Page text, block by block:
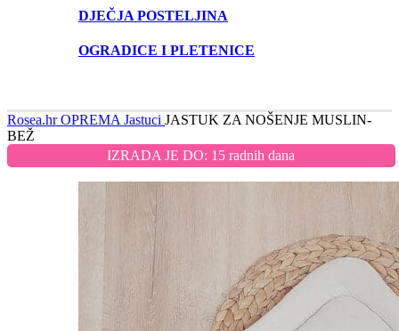
DJEČJA POSTELJINA
OGRADICE I PLETENICE
Rosea.hrOPREMAJastuci JASTUK ZA NOŠENJE MUSLIN-
BEŽ
IZRADA JE DO: 15 radnih dana